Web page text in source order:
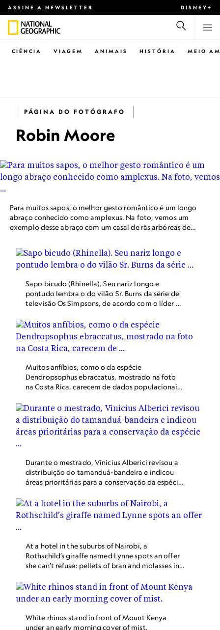
ASSINE A NEWSLETTER DISNEY+
CIÊNCIA VIAGEM ANIMAIS HISTÓRIA MEIO
PÁGINA DO FOTÓGRAFO
Robin Moore
Para muitos sapos, o melhor gesto romântico é um longo
abraço conhecido como amplexus. Na foto, vemos um
exemplo desse abraço com um casal de rãs arbóreas de
Sapo bicudo (Rhinella). Seu nariz longo e
pontudo lembra o do vilão Sr. Burns da série de
televisão Os Simpsons, de acordo com o líder da
conservação da Conservation International.
Muitos anfíbios, como o da espécie
Dendropsophus ebraccatus, mostrado na foto
na Costa Rica, carecem de dados populacionais
de declínio da população.
Durante o mestrado, Vinicius Alberici revisou a
distribuição do tamanduá-bandeira e indicou
áreas prioritárias para a conservação da espécie
At a hotel in the suburbs of Nairobi, a
Rothschild’s giraffe named Lynne spots an offer
she can’t refuse: pellets of bran and molasses in
acre site is a sanctuary for the endangered
subspecies. This image appears in the April 2016
issue of National Geographic magazine.
White rhinos stand in front of Mount Kenya
under an early morning cover of mist.